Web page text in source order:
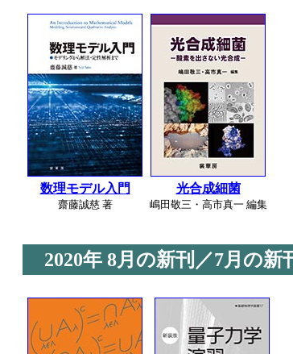
数理モデル入門
齋藤誠慈 著
光合成細菌
嶋田敬三・高市真一 編集
2020年 8月の新刊／7月の新